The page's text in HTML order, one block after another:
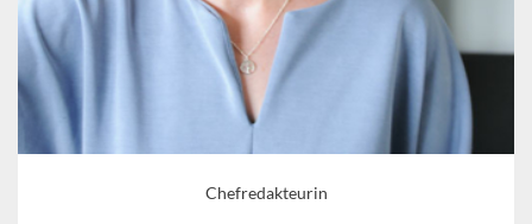
Chefredakteurin